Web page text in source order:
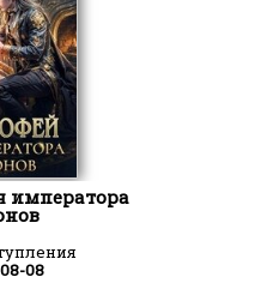
императора
08